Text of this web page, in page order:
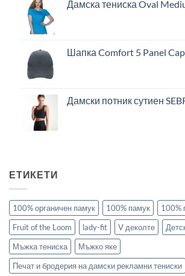
Дамска тениска Oval
Шапка Comfort 5 Panel Cap
Дамски потник сутиен
ЕТИКЕТИ
100% органичен памук 100% памук
100%
Fruit of the Loom
lady-fit V деколте
Мъжка тениска
Мъжко яке
Печат и бродерия на дамски рекламни тениски